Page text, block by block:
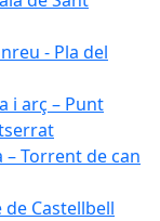
- Pla del
i arç – Punt
Torrent de can
de Castellbell